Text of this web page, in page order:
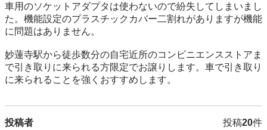
車用のソケットアダプタは使わないので紛失してしまいまし
た。機能設定のプラスチックカバー二割れがありますが機能
に問題はありません。
妙蓮寺駅から徒歩数分の自宅近所のコンビニエンスストアま
で引き取りに来られる方限定でお譲りします。車で引き取り
に来られることを強くおすすめします。
投稿者 投稿20件